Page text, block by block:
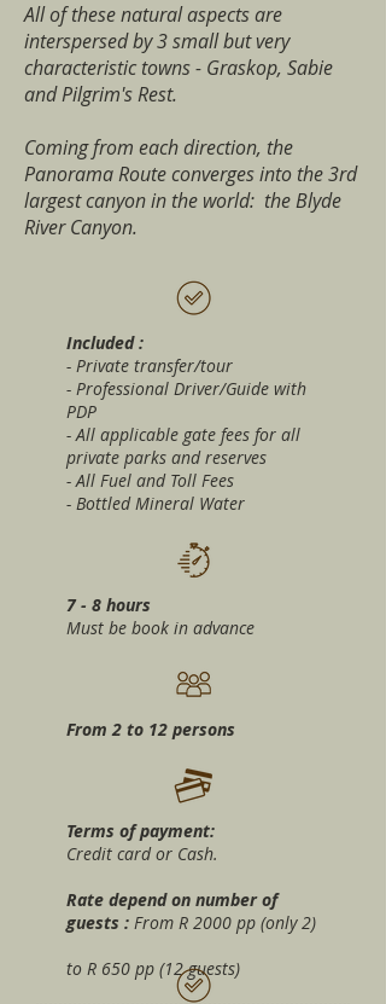
All of these natural aspects are
interspersed by 3 small but very
characteristic towns - Graskop, Sabie
and Pilgrim's Rest.
Coming from each direction, the
Panorama Route converges into the 3rd
largest canyon in the world: the Blyde
River Canyon.
Included :
- Private transfer/tour
- Professional Driver/Guide with
PDP
- All applicable gate fees for all
private parks and reserves
- All Fuel and Toll Fees
- Bottled Mineral Water
7 - 8 hours
Must be book in advance
From 2 to 12 persons
Terms of payment:
Credit card or Cash.
Rate depend on number of
guests : From R 2000 pp (only 2)
to R 650 pp (12 guests)